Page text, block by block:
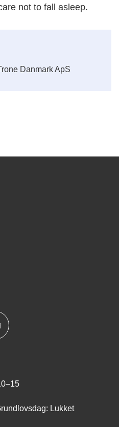
not to fall asleep.
Danmark ApS
Lukket